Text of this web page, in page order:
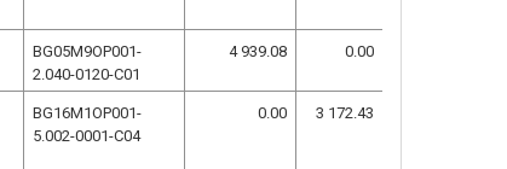
BG05M9OP001-
2.040-0120-C01
4 939.08 0.00
BG16M1OP001-
5.002-0001-C04
0.00 3 172.43